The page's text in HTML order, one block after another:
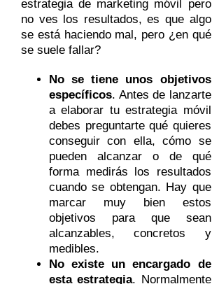
estrategia de marketing móvil pero
no ves los resultados, es que algo
se está haciendo mal, pero ¿en qué
se suele fallar?
No se tiene unos objetivos
específicos. Antes de lanzarte
a elaborar tu estrategia móvil
debes preguntarte qué quieres
conseguir con ella, cómo se
pueden alcanzar o de qué
forma medirás los resultados
cuando se obtengan. Hay que
marcar muy bien estos
objetivos para que sean
alcanzables, concretos y
medibles.
No existe un encargado de
esta estrategia. Normalmente